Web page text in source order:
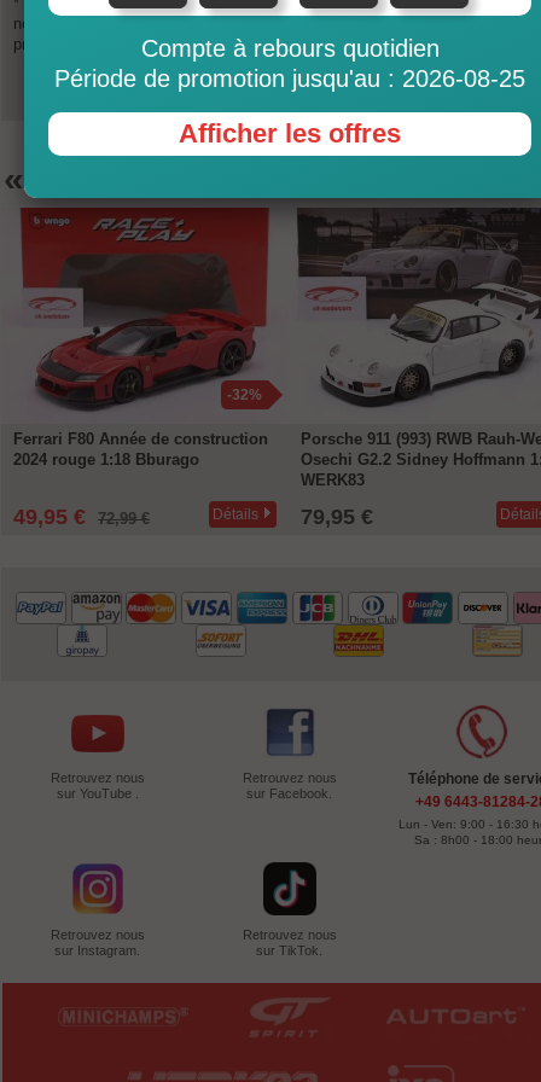
note that there may be less favorable exchange rates with your payment
provider (PayPal, credit cards, EC).
«
-32%
Ferrari F80 Année de construction
2024 rouge 1:18 Bburago
49,95 € 72,99 € Détails
Porsche 911 (993) RWB Rauh-
Osechi G2.2 Sidney Hoffmann
WERK83
79,95 €
Retrouvez nous
sur YouTube .
Retrouvez nous
sur Facebook.
Retrouvez nous
sur Instagram.
Retrouvez nous
sur TikTok.
Téléphone de
+49 6443-81284-
Lun - Ven: 9:00 - 16:30
Sa : 8h00 - 18:00
Compte à rebours quotidien
Période de promotion jusqu'au : 2026-08-25
Afficher les offres